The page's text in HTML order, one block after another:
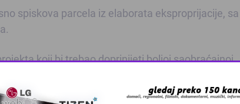
spiskova parcela iz elaborata eksproprijacije, sa
koji bi trebao doprinijeti boljoj saobraćajnoj
putne infrastrukture na području Tuzle i